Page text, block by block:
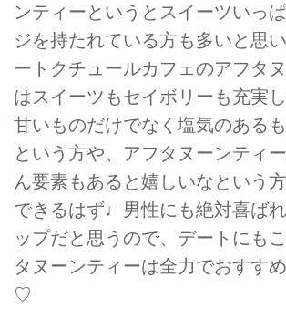
ンティーというとスイーツいっ
ジを持たれている方も多いと思
ートクチュールカフェのアフタ
はスイーツもセイボリーも充実
甘いものだけでなく塩気のある
という方や、アフタヌーンティ
ん要素もあると嬉しいなという
できるはず♩男性にも絶対喜ば
ップだと思うので、デートにも
タヌーンティーは全力でおすす
♡